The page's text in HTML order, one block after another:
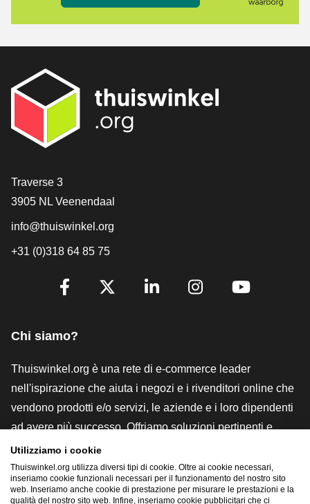
[_General:Contact]
Traverse 3
3905 NL Veenendaal
info@thuiswinkel.org
+31 (0)318 64 85 75
[_General:SocialMediaTitle]
Chi siamo?
Thuiswinkel.org è una rete di e-commerce leader
nell'ispirazione che aiuta i negozi e i rivenditori online che
vendono prodotti e/o servizi, le aziende e i loro dipendenti
ad avere più successo. Offriamo soluzioni pertinenti e
pratiche con vari marchi di fiducia, recensioni Thuiswinkel,
strumenti e consulenze legali, advocacy, ricerche di
mercato e disponiamo di una nostra piattaforma formativa,
Utilizziamo i cookie
Thuiswinkel.org utilizza diversi tipi di cookie. Oltre ai cookie necessari,
inseriamo cookie funzionali necessari per il funzionamento del nostro sito
web. Inseriamo anche cookie di prestazione per misurare le prestazioni e la
qualità del nostro sito web. Infine, inseriamo cookie pubblicitari che ci